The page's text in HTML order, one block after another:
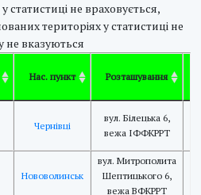
статистиці не враховується,
територіях у статистиці не
не вказуються
Нас. пункт Розташування
Чернівці
вул. Білецька 6,
вежа ІФФКРРТ
Нововолинськ
вул. Митрополита
Шептицького 6,
вежа ВФКРРТ